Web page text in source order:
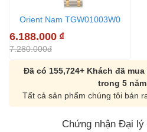
Orient Nam TGW01003W0
6.188.000 ₫
7.280.000đ
Đã có 155,724+ Khách đã
trong 5
Tất cả sản phẩm chúng tôi bán
Chứng nhận Đại lý